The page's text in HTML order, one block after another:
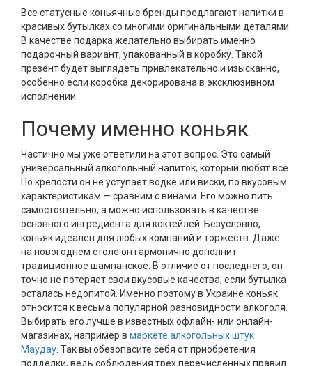
Все статусные коньячные бренды предлагают напитки в
красивых бутылках со многими оригинальными деталями.
В качестве подарка желательно выбирать именно
подарочный вариант, упакованный в коробку. Такой
презент будет выглядеть привлекательно и изысканно,
особенно если коробка декорирована в эксклюзивном
исполнении.
Почему именно коньяк
Частично мы уже ответили на этот вопрос. Это самый
универсальный алкогольный напиток, который любят все.
По крепости он не уступает водке или виски, по вкусовым
характеристикам — сравним с винами. Его можно пить
самостоятельно, а можно использовать в качестве
основного ингредиента для коктейлей. Безусловно,
коньяк идеален для любых компаний и торжеств. Даже
на новогоднем столе он гармонично дополнит
традиционное шампанское. В отличие от последнего, он
точно не потеряет свои вкусовые качества, если бутылка
осталась недопитой. Именно поэтому в Украине коньяк
относится к весьма популярной разновидности алкоголя.
Выбирать его лучше в известных офлайн- или онлайн-
магазинах, например в маркете алкогольных штук
Маудау . Так вы обезопасите себя от приобретения
подделки, ведь соблюдения трех перечисленных правил